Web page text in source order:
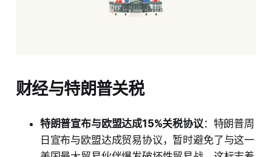
财经与特朗普关税
特朗普宣布与欧盟达成15%关税协议 ：特朗普周
日宣布与欧盟达成贸易协议，暂时避免了与这一